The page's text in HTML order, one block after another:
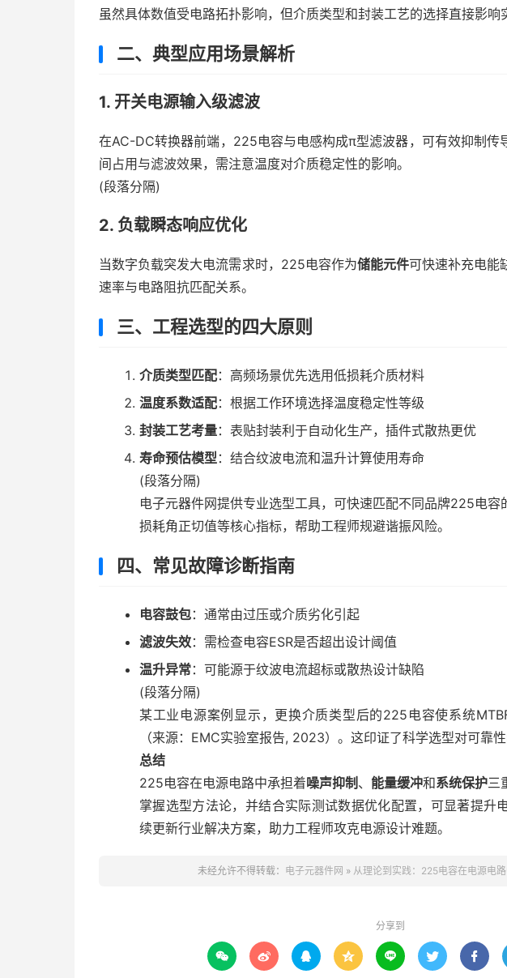
虽然具体数值受电路拓扑影响，但介质类型和封装工艺的选择直接影响
二、典型应用场景解析
1. 开关电源输入级滤波
在AC-DC转换器前端，225电容与电感构成π型滤波器，可有效抑制传
间占用与滤波效果，需注意温度对介质稳定性的影响。
(段落分隔)
2. 负载瞬态响应优化
当数字负载突发大电流需求时，225电容作为储能元件可快速补充电能
速率与电路阻抗匹配关系。
三、工程选型的四大原则
介质类型匹配：高频场景优先选用低损耗介质材料
温度系数适配：根据工作环境选择温度稳定性等级
封装工艺考量：表贴封装利于自动化生产，插件式散热更优
寿命预估模型：结合纹波电流和温升计算使用寿命
(段落分隔)
电子元器件网提供专业选型工具，可快速匹配不同品牌225电
损耗角正切值等核心指标，帮助工程师规避谐振风险。
四、常见故障诊断指南
电容鼓包：通常由过压或介质劣化引起
滤波失效：需检查电容ESR是否超出设计阈值
温升异常：可能源于纹波电流超标或散热设计缺陷
(段落分隔)
某工业电源案例显示，更换介质类型后的225电容使系统
（来源：EMC实验室报告, 2023）。这印证了科学选型对可靠性
总结
225电容在电源电路中承担着噪声抑制 、 能量缓冲和系统保护三
掌握选型方法论，并结合实际测试数据优化配置，可显著提升
续更新行业解决方案，助力工程师攻克电源设计难题。
未经允许不得转载： 电子元器件网 » 从理论到实践：225电容在电源电
分享到
      